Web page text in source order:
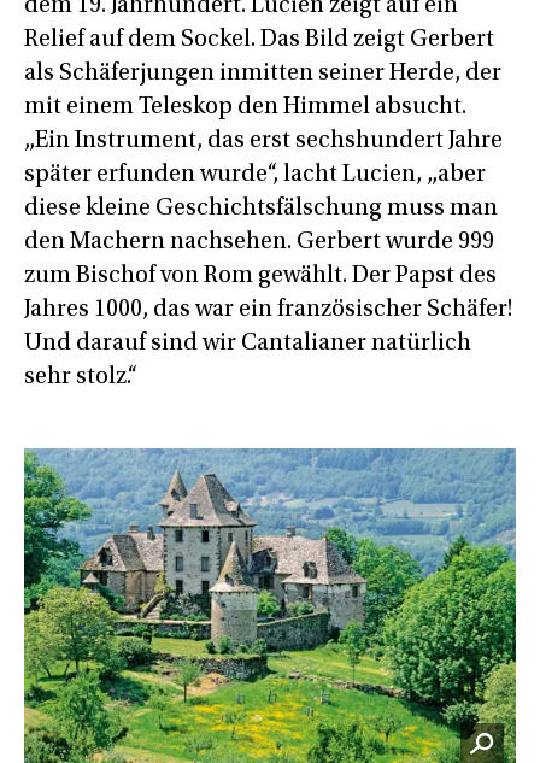
dem 19. Jahrhundert. Lucien zeigt auf ein
Relief auf dem Sockel. Das Bild zeigt Gerbert
als Schäferjungen inmitten seiner Herde, der
mit einem Teleskop den Himmel absucht.
„Ein Instrument, das erst sechshundert Jahre
später erfunden wurde“, lacht Lucien, „aber
diese kleine Geschichtsfälschung muss man
den Machern nachsehen. Gerbert wurde 999
zum Bischof von Rom gewählt. Der Papst des
Jahres 1000, das war ein französischer Schäfer!
Und darauf sind wir Cantalianer natürlich
sehr stolz.“